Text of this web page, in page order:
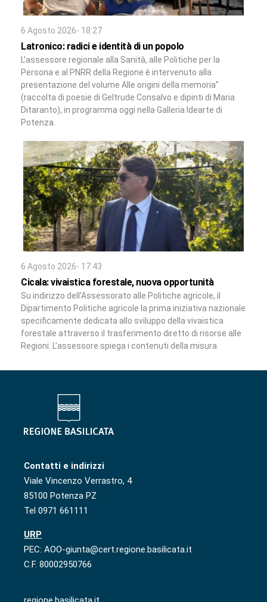
6 Agosto 2026- 18:27
Latronico: radici e identità di un popolo
L’assessore regionale alla Sanità, alle Politiche per la
Persona e al PNRR della Regione è intervenuto alla
presentazione del volume Alle origini della memoria”
(raccolta di poesie di Geltrude Consalvo e dipinti di Maria
Ditaranto), in programma oggi nella Galleria Idearte di
Potenza.
6 Agosto 2026- 17:43
Cicala: vivaistica forestale, nuova opportunità
Su indirizzo dell’Assessorato alle Politiche agricole, il
Dipartimento Politiche agricole la prima iniziativa nazionale
specificamente dedicata allo sviluppo della vivaistica
forestale attraverso il trasferimento diretto di risorse alle
Regioni. L’assessore spiega i contenuti della misura.
Contatti e indirizzi
Viale Vincenzo Verrastro, 4
85100 Potenza PZ
Tel 0971 661111
URP
PEC: AOO-giunta@cert.regione.basilicata.it
C.F. 80002950766